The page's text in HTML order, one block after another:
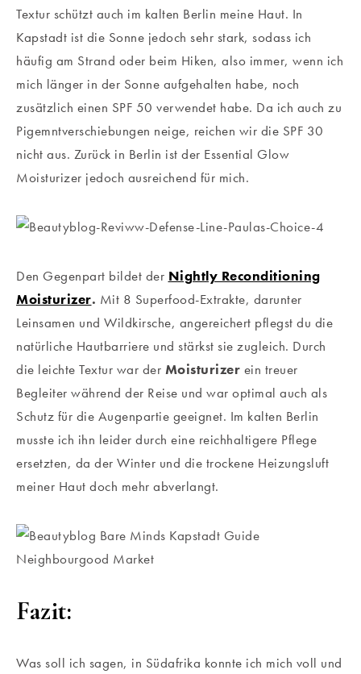
Textur schützt auch im kalten Berlin meine Haut. In
Kapstadt ist die Sonne jedoch sehr stark, sodass ich
häufig am Strand oder beim Hiken, also immer, wenn ich
mich länger in der Sonne aufgehalten habe, noch
zusätzlich einen SPF 50 verwendet habe. Da ich auch zu
Pigemntverschiebungen neige, reichen wir die SPF 30
nicht aus. Zurück in Berlin ist der Essential Glow
Moisturizer jedoch ausreichend für mich.
Den Gegenpart bildet der Nightly Reconditioning
Moisturizer. Mit 8 Superfood-Extrakte, darunter
Leinsamen und Wildkirsche, angereichert pflegst du die
natürliche Hautbarriere und stärkst sie zugleich. Durch
die leichte Textur war der Moisturizer ein treuer
Begleiter während der Reise und war optimal auch als
Schutz für die Augenpartie geeignet. Im kalten Berlin
musste ich ihn leider durch eine reichhaltigere Pflege
ersetzten, da der Winter und die trockene Heizungsluft
meiner Haut doch mehr abverlangt.
Fazit:
Was soll ich sagen, in Südafrika konnte ich mich voll und